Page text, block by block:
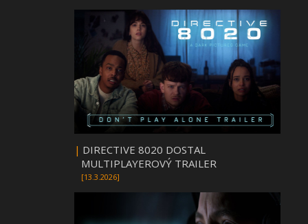
| DIRECTIVE 8020 DOSTAL
MULTIPLAYEROVÝ TRAILER
[13.3.2026]